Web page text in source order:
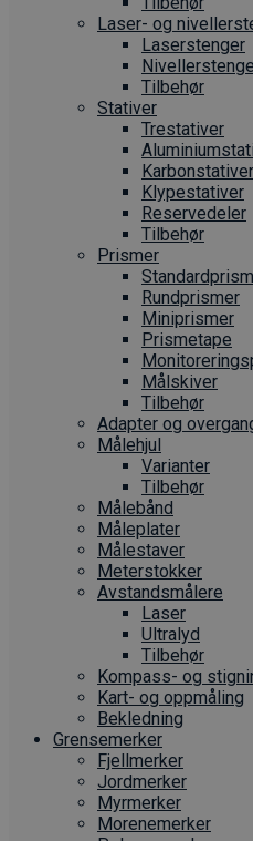
Laser- og
Laserstenger
Tilbehør
Stativer
Trestativer
Karbonstativer
Klypestativer
Reservedeler
Tilbehør
Prismer
Rundprismer
Miniprismer
Prismetape
Målskiver
Tilbehør
Adapter og
Målehjul
Varianter
Tilbehør
Målebånd
Måleplater
Målestaver
Meterstokker
Avstandsmålere
Laser
Ultralyd
Tilbehør
Kompass- og
Kart- og oppmåling
Bekledning
Grense­merker
Fjellmerker
Jordmerker
Myrmerker
Morenemerker